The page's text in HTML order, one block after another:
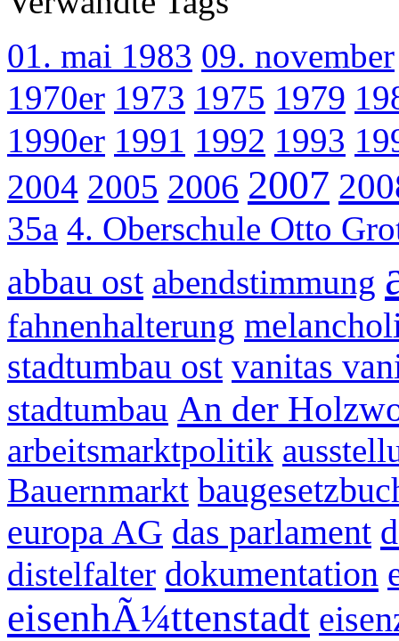
01. mai 1983 09. november
1970er 1973 1975 1979
1990er 1991 1992 1993
2004 2005 2006 2007
35a 4. Oberschule Otto
abbau ost abendstimmung
fahnenhalterung
stadtumbau ost vanitas
stadtumbau An der
arbeitsmarktpolitik
Bauernmarkt
europa AG das parlament
distelfalter dokumentation
eisenhÃ¼ttenstadt